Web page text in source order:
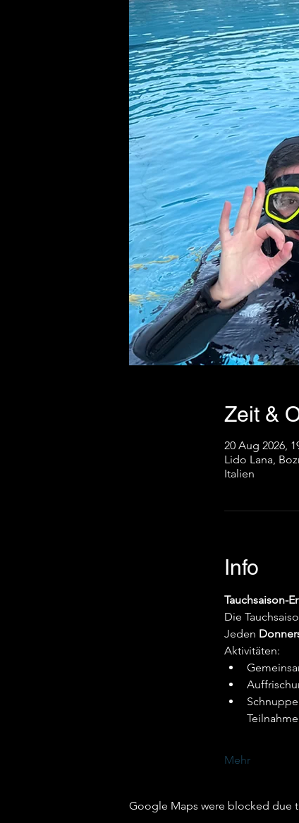
Zeit &
20 Aug 2026,
Lido Lana,
Italien
Info
Tauchsaison-
Die
Jeden
Aktivitäten:
Mehr
Google Maps were blocked due